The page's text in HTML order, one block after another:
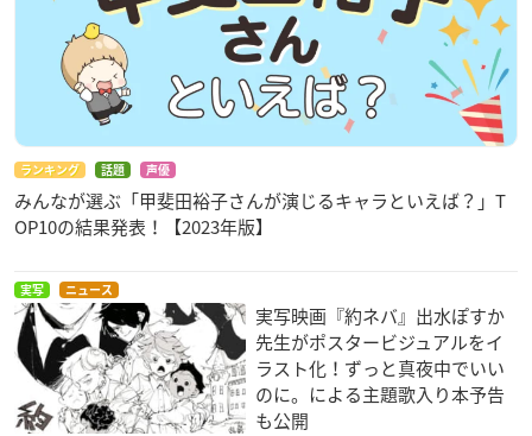
ランキング 話題 声優
みんなが選ぶ「甲斐田裕子さんが演じるキャラといえば？」T
OP10の結果発表！【2023年版】
実写 ニュース
実写映画『約ネバ』出水ぽすか
先生がポスタービジュアルをイ
ラスト化！ずっと真夜中でいい
のに。による主題歌入り本予告
も公開